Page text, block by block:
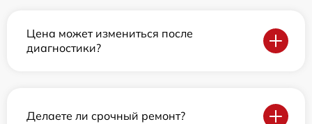
Цена может измениться после
диагностики?
Делаете ли срочный ремонт?